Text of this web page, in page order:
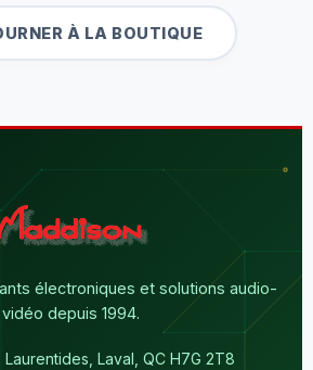
À LA BOUTIQUE
électroniques et solutions audio-
vidéo depuis 1994.
Laval, QC H7G 2T8